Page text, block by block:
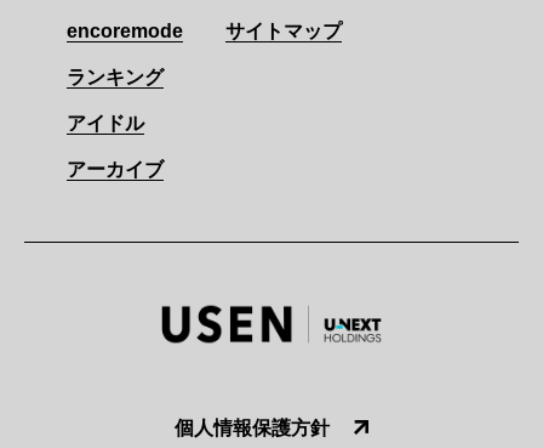
encoremode
ランキング
アイドル
アーカイブ
サイトマップ
個人情報保護方針